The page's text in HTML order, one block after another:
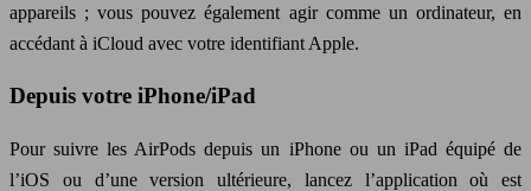
appareils ; vous pouvez également agir comme un ordinateur, en
accédant à iCloud avec votre identifiant Apple.
Depuis votre iPhone/iPad
Pour suivre les AirPods depuis un iPhone ou un iPad équipé de
l’iOS ou d’une version ultérieure, lancez l’application où est